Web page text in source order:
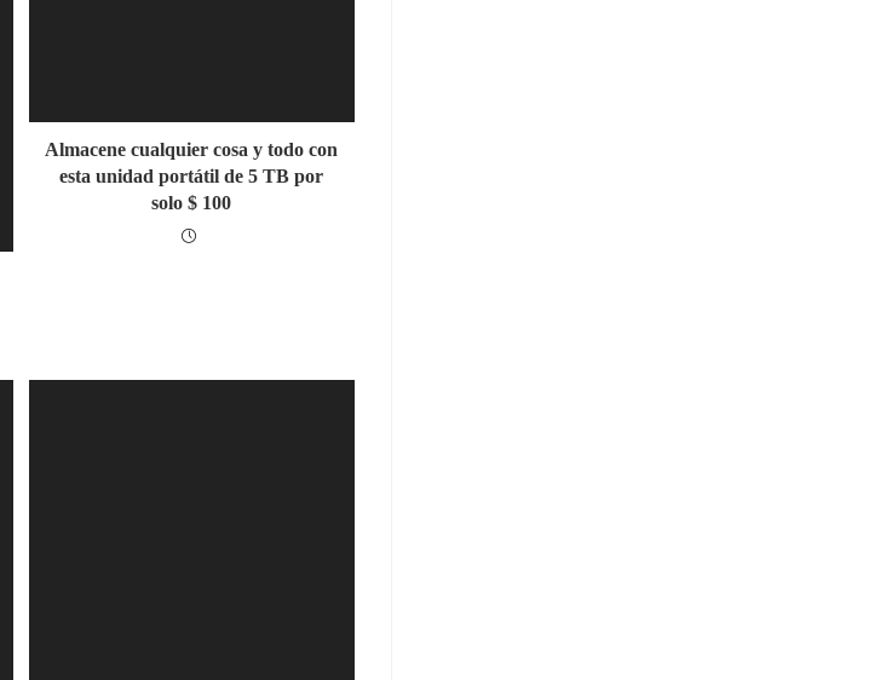
Almacene cualquier cosa y todo con
esta unidad portátil de 5 TB por
solo $ 100